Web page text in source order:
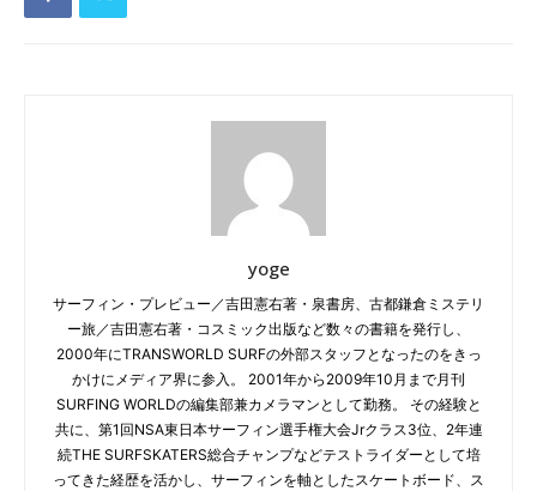
yoge
サーフィン・プレビュー／吉田憲右著・泉書房、古都鎌倉ミステリ
ー旅／吉田憲右著・コスミック出版など数々の書籍を発行し、
2000年にTRANSWORLD SURFの外部スタッフとなったのをきっ
かけにメディア界に参入。 2001年から2009年10月まで月刊
SURFING WORLDの編集部兼カメラマンとして勤務。 その経験と
共に、第1回NSA東日本サーフィン選手権大会Jrクラス3位、2年連
続THE SURFSKATERS総合チャンプなどテストライダーとして培
ってきた経歴を活かし、サーフィンを軸としたスケートボード、ス